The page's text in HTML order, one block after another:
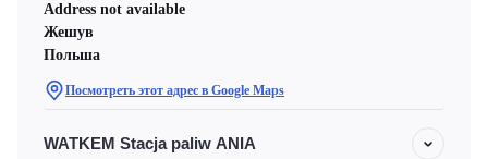
Address not available
Жешув
Польша
Посмотреть этот адрес в Google Maps
WATKEM Stacja paliw ANIA